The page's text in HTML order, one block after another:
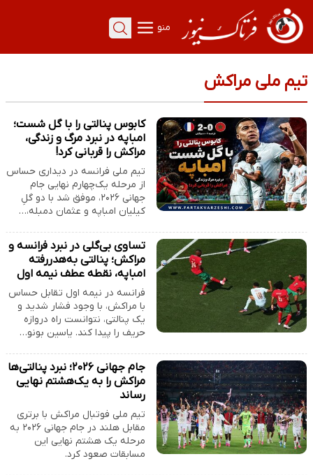
منو
تیم ملی مراکش
کابوس پنالتی را با گل شست؛
امباپه در نبرد مرگ و زندگی،
مراکش را قربانی کرد!
تیم ملی فرانسه در دیداری حساس
از مرحله یک‌چهارم نهایی جام
جهانی ۲۰۲۶، موفق شد با دو گلِ
کیلیان امباپه و عثمان دمبله،…
تساوی بی‌گلی در نبرد فرانسه و
مراکش؛ پنالتی به‌هدر‌رفته
امباپه، نقطه عطف نیمه اول
فرانسه در نیمه اول تقابل حساس
با مراکش، با وجود فشار شدید و
یک پنالتی، نتوانست راه دروازه
حریف را پیدا کند. یاسین بونو…
جام جهانی ۲۰۲۶؛ نبرد پنالتی‌ها
مراکش را به یک‌هشتم نهایی
رساند
تیم ملی فوتبال مراکش با برتری
مقابل هلند در جام جهانی ۲۰۲۶ به
مرحله یک هشتم نهایی این
مسابقات صعود کرد.